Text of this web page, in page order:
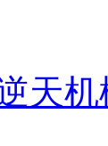
天机